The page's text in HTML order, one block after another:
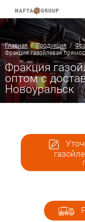
Главная/Продукция/
Фракция газойлевая
Фракция
оптом с
Новоуральск